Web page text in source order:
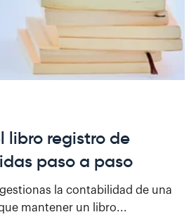
libro registro de
paso a paso
la contabilidad de una
mantener un libro...